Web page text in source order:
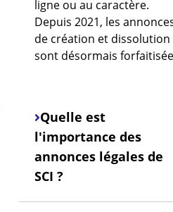
ligne ou au caractère.
Depuis 2021, les
de création et dissolution
sont désormais
Quelle est
l'importance des
annonces légales de
SCI ?